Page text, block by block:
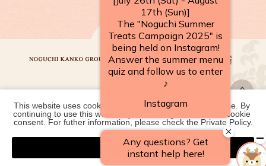
野口観光グループ一覧
2026 層雲峡温泉 朝陽リゾートホテル｜【公式】北海道の温泉宿
野口観光グループ. ALL RIGHTS RESERVED
This website uses cookies to improve your user experience. By
continuing to use this website, you have agreed with our cookie
consent. For futher information, please check the Private Policy.
Agree